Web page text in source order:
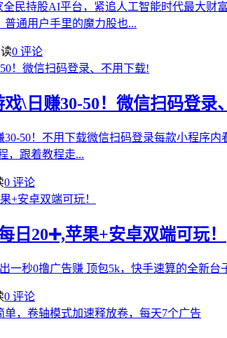
全民持股AI平台，紧追人工智能时代最大
通用户手里的魔力股也...
0 评论
\日赚30-50！微信扫码登录
50！不用下载微信扫码登录每款小程序
，跟着教程走...
0 评论
日20➕,苹果+安卓双端可玩！
一秒0撸广告赚 顶包5k，快手速算的全新
0 评论